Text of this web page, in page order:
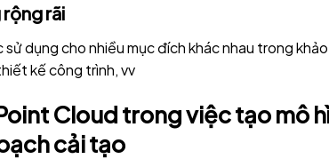
rãi
dụng cho nhiều mục đích khác nhau trong
kế công trình, vv
Cloud trong việc tạo mô
cải tạo